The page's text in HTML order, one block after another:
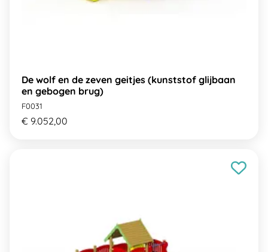
De wolf en de zeven geitjes (kunststof glijbaan
en gebogen brug)
F0031
€ 9.052,00